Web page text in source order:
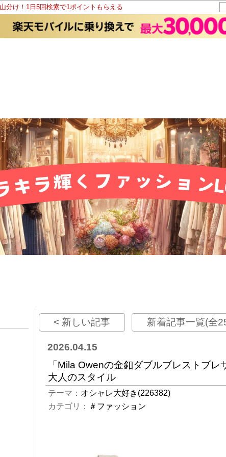
分け！1日5回検索で1ポイントもらえる
< 新しい記事 新着記事一覧(全
2026.04.15
「Mila Owenの金釦ダブルブレストブ
大人のスタイル
テーマ： オシャレ大好き(226382)
カテゴリ： ＃ファッション